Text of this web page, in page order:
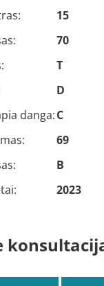
15
70
T
D
danga:C
69
B
2023